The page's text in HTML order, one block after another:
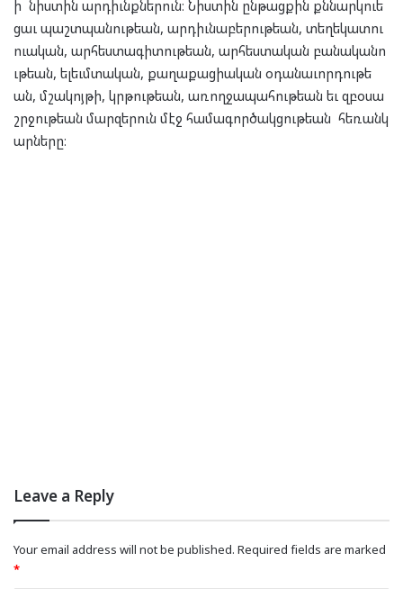
ի նիստին արդիւնքներուն։ Նիստին ընթացքին քննարկուե
ցաւ պաշտպանութեան, արդիւնաբերութեան, տեղեկատու
ուական, արհեստագիտութեան, արհեստական բանականո
ւթեան, ելեւմտական, քաղաքացիական օդանաւորդութե
ան, մշակոյթի, կրթութեան, առողջապահութեան եւ զբօսա
շրջութեան մարզերուն մէջ համագործակցութեան հեռանկ
արները։
Leave a Reply
Your email address will not be published. Required fields are marked
*